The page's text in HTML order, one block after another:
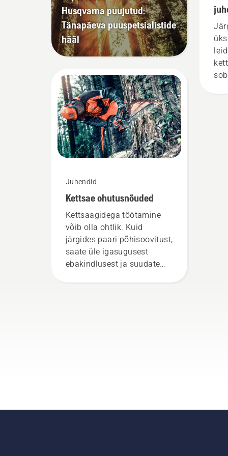
Husqvarna puujutud:
Tänapäeva puuspetsialistide
hääl
Juhendid
Kettsae ohutusnõuded
Kettsaagidega töötamine
võib olla ohtlik. Kuid
järgides paari põhisoovitust,
saate üle igasugusest
ebakindlusest ja suudate
Õli